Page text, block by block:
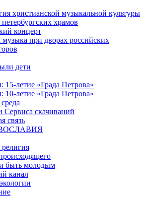
христианской музыкальной культуры
храмов
концерт
музыка при дворах российских
дети
летие «Града Петрова»
летие «Града Петрова»
Сервиса скачиваний
связь
быть молодым
канал